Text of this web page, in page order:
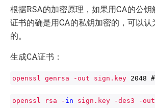
根据RSA的加密原理，如果用CA的公
证书的确是用CA的私钥加密的，可以
的。
生成CA证书 ：
openssl genrsa -out sign.key 2048
openssl rsa - in sign.key -des3 -